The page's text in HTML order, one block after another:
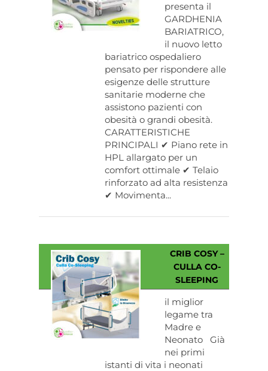
presenta il
GARDHENIA
BARIATRICO,
il nuovo letto
bariatrico ospedaliero
pensato per rispondere alle
esigenze delle strutture
sanitarie moderne che
assistono pazienti con
obesità o grandi obesità.
CARATTERISTICHE
PRINCIPALI ✔ Piano rete in
HPL allargato per un
comfort ottimale ✔ Telaio
rinforzato ad alta resistenza
✔ Movimenta...
CRIB COSY –
CULLA CO-
SLEEPING
il miglior
legame tra
Madre e
Neonato Già
nei primi
istanti di vita i neonati